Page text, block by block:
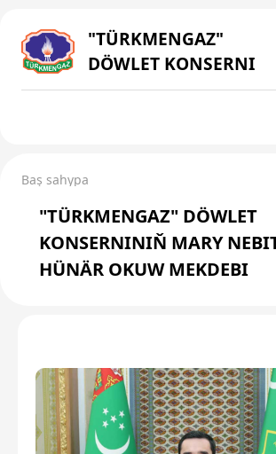
"TÜRKMENGAZ"
DÖWLET KONSERNI
Baş sahypa
"TÜRKMENGAZ" DÖWLET
KONSERNINIŇ MARY
HÜNÄR OKUW MEKDEBI